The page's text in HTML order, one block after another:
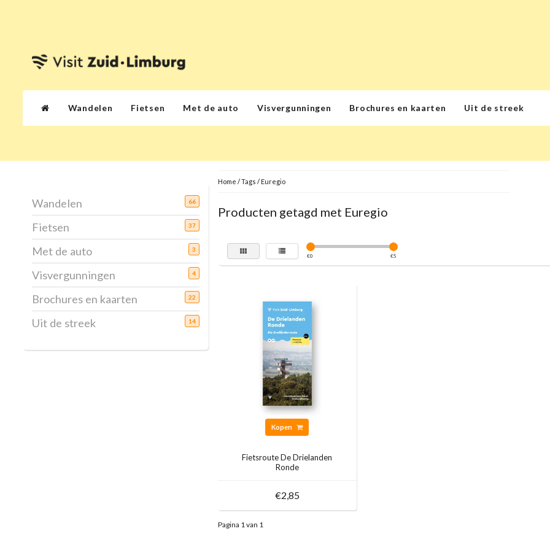
Wandelen Fietsen Met de auto Visvergunningen Brochures en kaarten Uit de streek
Wandelen 66
Fietsen 37
Met de auto 3
Visvergunningen 4
Brochures en kaarten 22
Uit de streek 14
Home /Tags / Euregio
Producten getagd met Euregio
€0 €5
Kopen
Fietsroute De Drielanden
Ronde
€2,85
Pagina 1 van 1